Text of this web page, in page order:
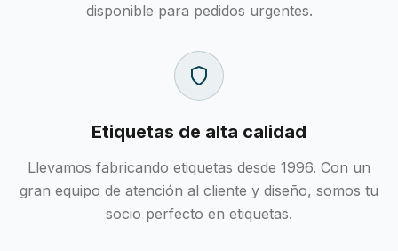
disponible para pedidos urgentes.
Etiquetas de alta calidad
Llevamos fabricando etiquetas desde 1996. Con un
gran equipo de atención al cliente y diseño, somos tu
socio perfecto en etiquetas.